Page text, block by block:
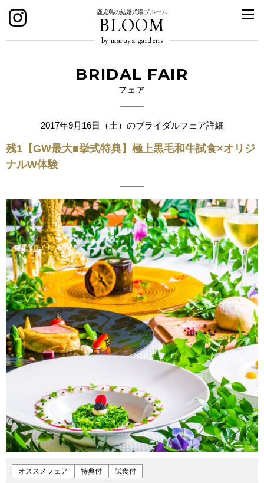
鹿児島の結婚式場ブルーム
BLOOM
by maruya gardens
BRIDAL FAIR
フェア
2017年9月16日（土）のブライダルフェア詳細
残1【GW最大■挙式特典】極上黒毛和牛試食×オリジ
ナルW体験
オススメフェア 特典付 試食付